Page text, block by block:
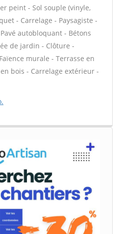
peint - Sol souple (vinyle,
- Carrelage - Paysagiste -
autobloquant - Bétons
de jardin - Clôture -
murale - Terrasse en
bois - Carrelage extérieur -